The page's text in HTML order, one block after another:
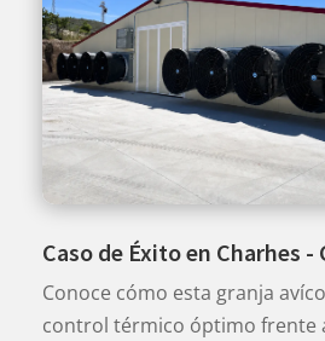
Caso de Éxito en Charhes -
Conoce cómo esta granja
control térmico óptimo frente